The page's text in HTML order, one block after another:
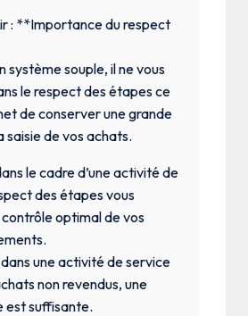
: **Importance du respect
système souple, il ne vous
le respect des étapes ce
de conserver une grande
saisie de vos achats.
le cadre d’une activité de
des étapes vous
optimal de vos
une activité de service
non revendus, une
est suffisante.